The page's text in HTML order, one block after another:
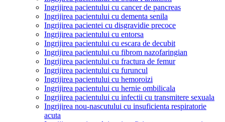
Ingrijirea pacientului cu cancer de pancreas
Ingrijirea pacientului cu dementa senila
Ingrijirea pacientei cu disgravidie precoce
Ingrijirea pacientului cu entorsa
Ingrijirea pacientului cu escara de decubit
Ingrijirea pacientului cu fibrom nazofaringian
Ingrijirea pacientului cu fractura de femur
Ingrijirea pacientului cu furuncul
Ingrijirea pacientului cu hemoroizi
Ingrijirea pacientului cu hernie ombilicala
Ingrijirea pacientului cu infectii cu transmitere sexuala
Ingrijirea nou-nascutului cu insuficienta respiratorie
acuta